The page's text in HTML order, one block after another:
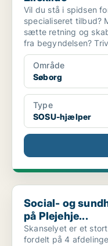
Vil du stå i spidsen
specialiseret tilbud?
sætte retning og
fra begyndelsen?
Område
Søborg
Type
SOSU-hjælper
Social- og
Social- og
på Plejehje...
Skanselyet er et
fordelt på 4